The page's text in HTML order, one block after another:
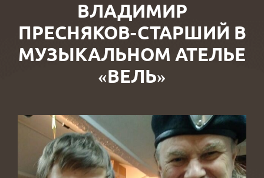
ВЛАДИМИР
ПРЕСНЯКОВ-СТАРШИЙ В
МУЗЫКАЛЬНОМ АТЕЛЬЕ
«ВЕЛЬ»